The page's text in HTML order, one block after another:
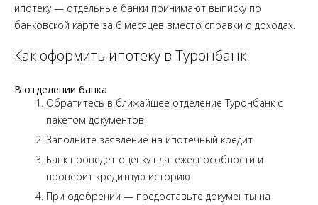
ипотеку — отдельные банки принимают выписку по
банковской карте за 6 месяцев вместо справки о доходах.
Как оформить ипотеку в Туронбанк
В отделении банка
Обратитесь в ближайшее отделение Туронбанк с
пакетом документов
Заполните заявление на ипотечный кредит
Банк проведёт оценку платёжеспособности и
проверит кредитную историю
При одобрении — предоставьте документы на